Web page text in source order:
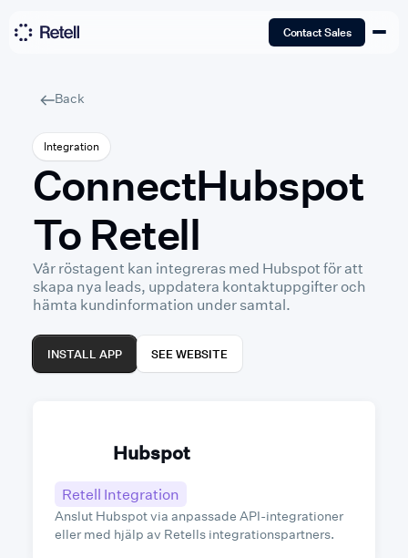
Contact Sales
Back
Integration
ConnectHubspot
To Retell
Vår röstagent kan integreras med Hubspot för att
skapa nya leads, uppdatera kontaktuppgifter och
hämta kundinformation under samtal.
INSTALL APP SEE WEBSITE
Hubspot
Retell Integration
Anslut Hubspot via anpassade API-integrationer
eller med hjälp av Retells integrationspartners.